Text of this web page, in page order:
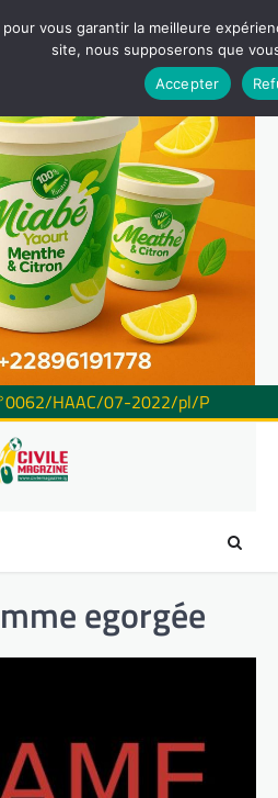
HAAC/07-2022/pl/P
egorgée
vous garantir la meilleure
site, nous supposerons que
Accepter